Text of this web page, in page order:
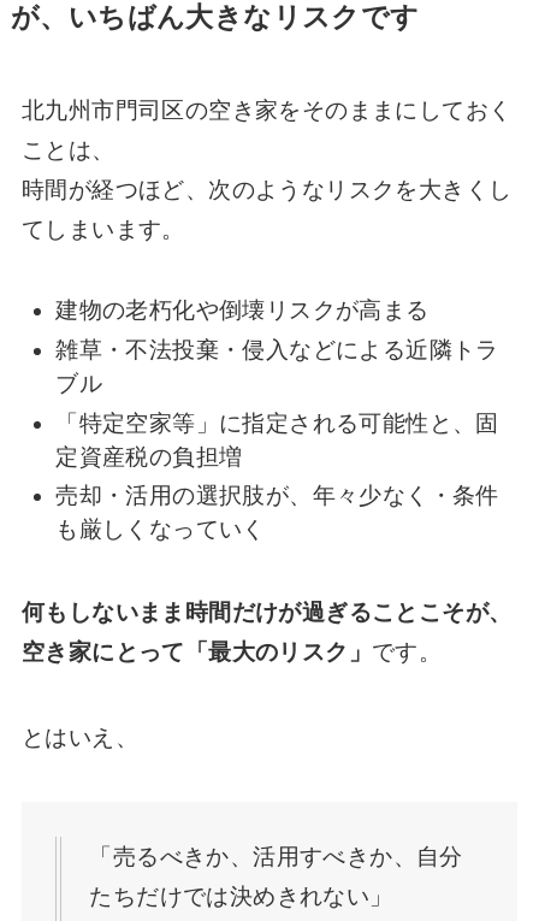
が、いちばん大きなリスクです
北九州市門司区の空き家をそのままにしておく
ことは、
時間が経つほど、次のようなリスクを大きくし
てしまいます。
建物の老朽化や倒壊リスクが高まる
雑草・不法投棄・侵入などによる近隣トラ
ブル
「特定空家等」に指定される可能性と、固
定資産税の負担増
売却・活用の選択肢が、年々少なく・条件
も厳しくなっていく
何もしないまま時間だけが過ぎることこそが、
空き家にとって「最大のリスク」 です。
とはいえ、
「売るべきか、活用すべきか、自分
たちだけでは決めきれない」